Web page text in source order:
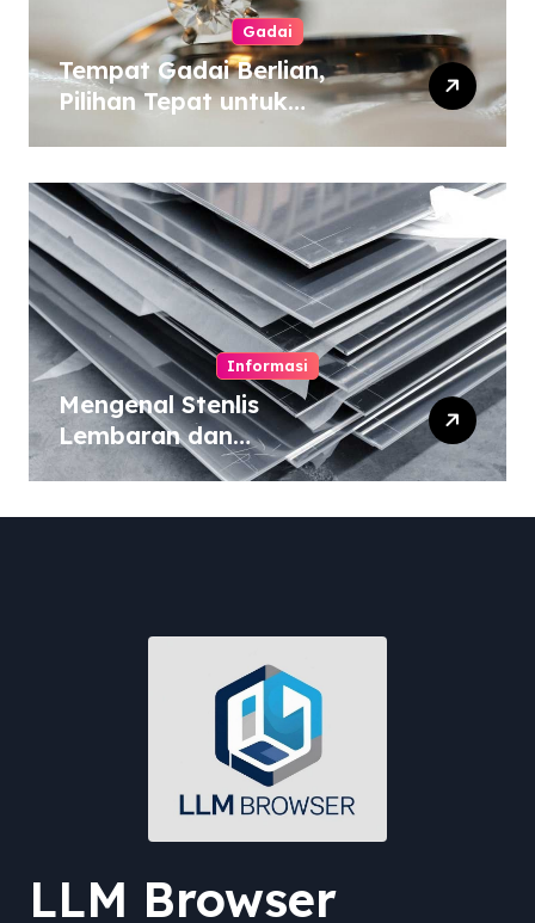
Gadai
Tempat Gadai Berlian,
Pilihan Tepat untuk
Informasi
Mengenal Stenlis
Lembaran dan
Komposisinya
LLM Browser